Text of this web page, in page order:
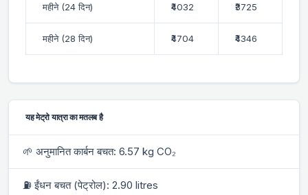
महीने (24 दिन) ₹4032 ₹3725
महीने (28 दिन) ₹4704 ₹4346
यह मेट्रो यात्रा का मतलब है
🌱 अनुमानित कार्बन बचत: 6.57 kg CO₂
⛽ ईंधन बचत (पेट्रोल): 2.90 litres